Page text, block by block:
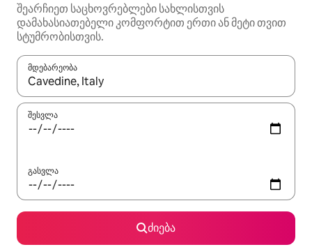
შეარჩიეთ საცხოვრებლები სახლისთვის
დამახასიათებელი კომფორტით ერთი ან მეტი თვით
სტუმრობისთვის.
მდებარეობა
როცა შედეგები ხელმისაწვდომი გახდება, ნავიგაციისთვის
შესვლა
გასვლა
ძიება